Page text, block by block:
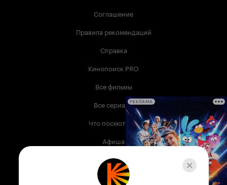
Соглашение
Правила рекомендаций
Справка
Кинопоиск PRO
Все фильмы
Все сериалы
Что посмотреть
Афиша
Музыка
Телепрограмма
РЕКЛАМА